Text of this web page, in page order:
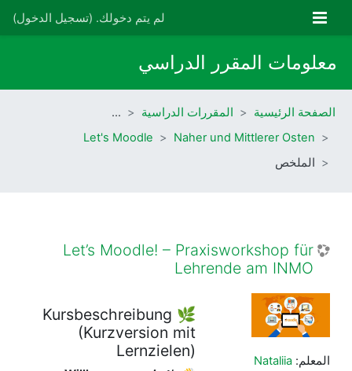
واجهة جانبية لم يتم دخولك. (تسجيل الدخول)
معلومات المقرر الدراسي
الصفحة الرئيسية المقررات الدراسية
…
Naher und Mittlerer Osten
Let's Moodle
الملخص
Let’s Moodle! – Praxisworkshop für
Lehrende am INMO
🌿
Kursbeschreibung
(Kurzversion mit
Lernzielen)
المعلم: Nataliia